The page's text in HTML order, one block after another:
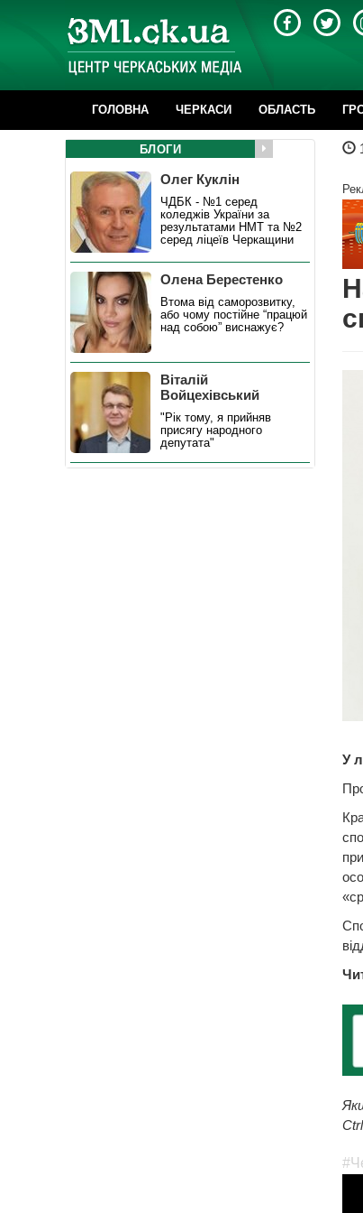
ГОЛОВНА ЧЕРКАСИ ОБЛАСТЬ
У
БЛОГИ
Олег Куклін
ЧДБК - №1 серед
коледжів України за
результатами НМТ та №2
серед ліцеїв Черкащини
Олена Берестенко
Втома від саморозвитку,
або чому постійне “працюй
над собою” виснажує?
Віталій
Войцехівський
"Рік тому, я прийняв
присягу народного
депутата"